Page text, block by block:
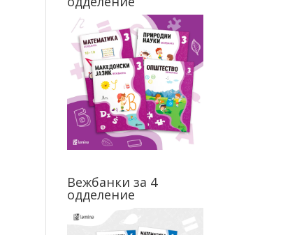
Вежбанки за 4
одделение